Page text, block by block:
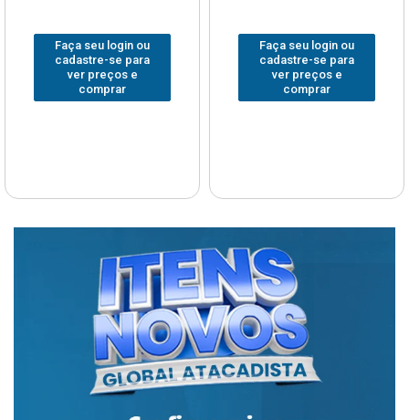
Faça seu login ou
cadastre-se para
ver preços e
comprar
Faça seu login ou
cadastre-se para
ver preços e
comprar